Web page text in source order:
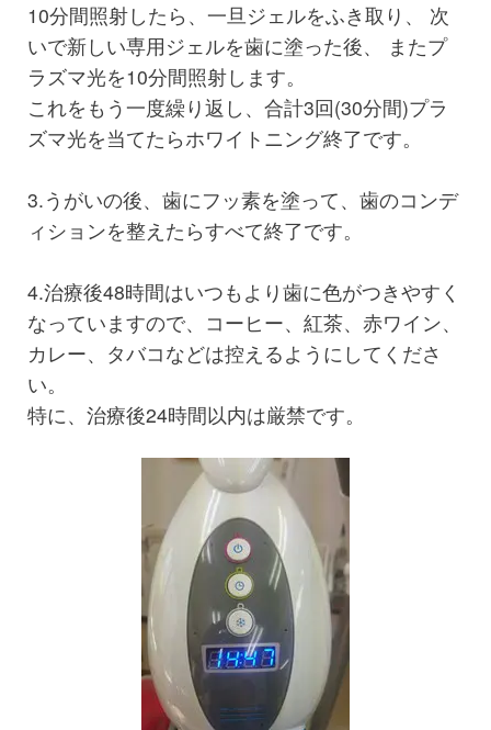
10分間照射したら、一旦ジェルをふき取り、 次
いで新しい専用ジェルを歯に塗った後、 またプ
ラズマ光を10分間照射します。
これをもう一度繰り返し、合計3回(30分間)プラ
ズマ光を当てたらホワイトニング終了です。
3.うがいの後、歯にフッ素を塗って、歯のコンデ
ィションを整えたらすべて終了です。
4.治療後48時間はいつもより歯に色がつきやすく
なっていますので、コーヒー、紅茶、赤ワイン、
カレー、タバコなどは控えるようにしてくださ
い。
特に、治療後24時間以内は厳禁です。